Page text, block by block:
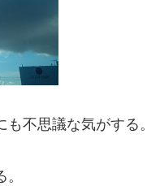
不思議な気がする。